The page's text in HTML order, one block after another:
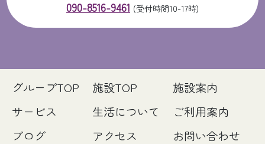
090-8516-9461 (受付時間10-17時)
グループTOP 施設TOP
施設案内
サービス
生活について
ご利用案内
ブログ
アクセス お問い合わせ